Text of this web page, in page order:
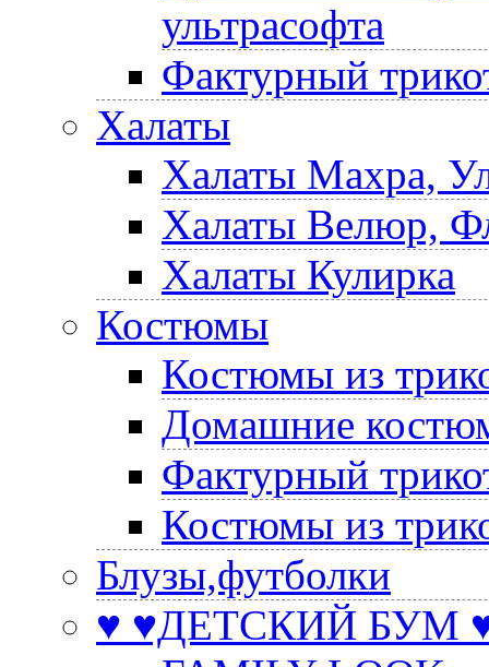
ультрасофта
Фактурный
Халаты
Халаты Махра,
Халаты Велюр,
Халаты Кулирка
Костюмы
Костюмы из
Домашние
Фактурный
Костюмы из
Блузы,футболки
♥ ♥ДЕТСКИЙ БУМ